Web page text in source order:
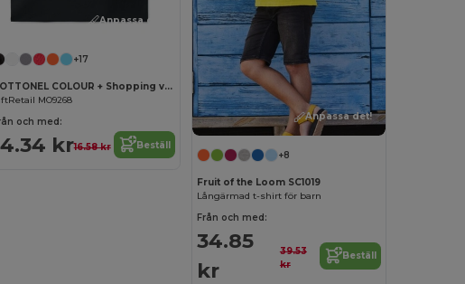
Anpassa det!
+17
COTTONEL COLOUR + Shopping väska 140 gr/m3
MO9268
och med:
kr16.58 kr Beställ
Anpassa det!
+8
Fruit of the Loom SC1019
Långärmad t-shirt för barn
Från och med:
34.85
kr
39.53
kr
Beställ